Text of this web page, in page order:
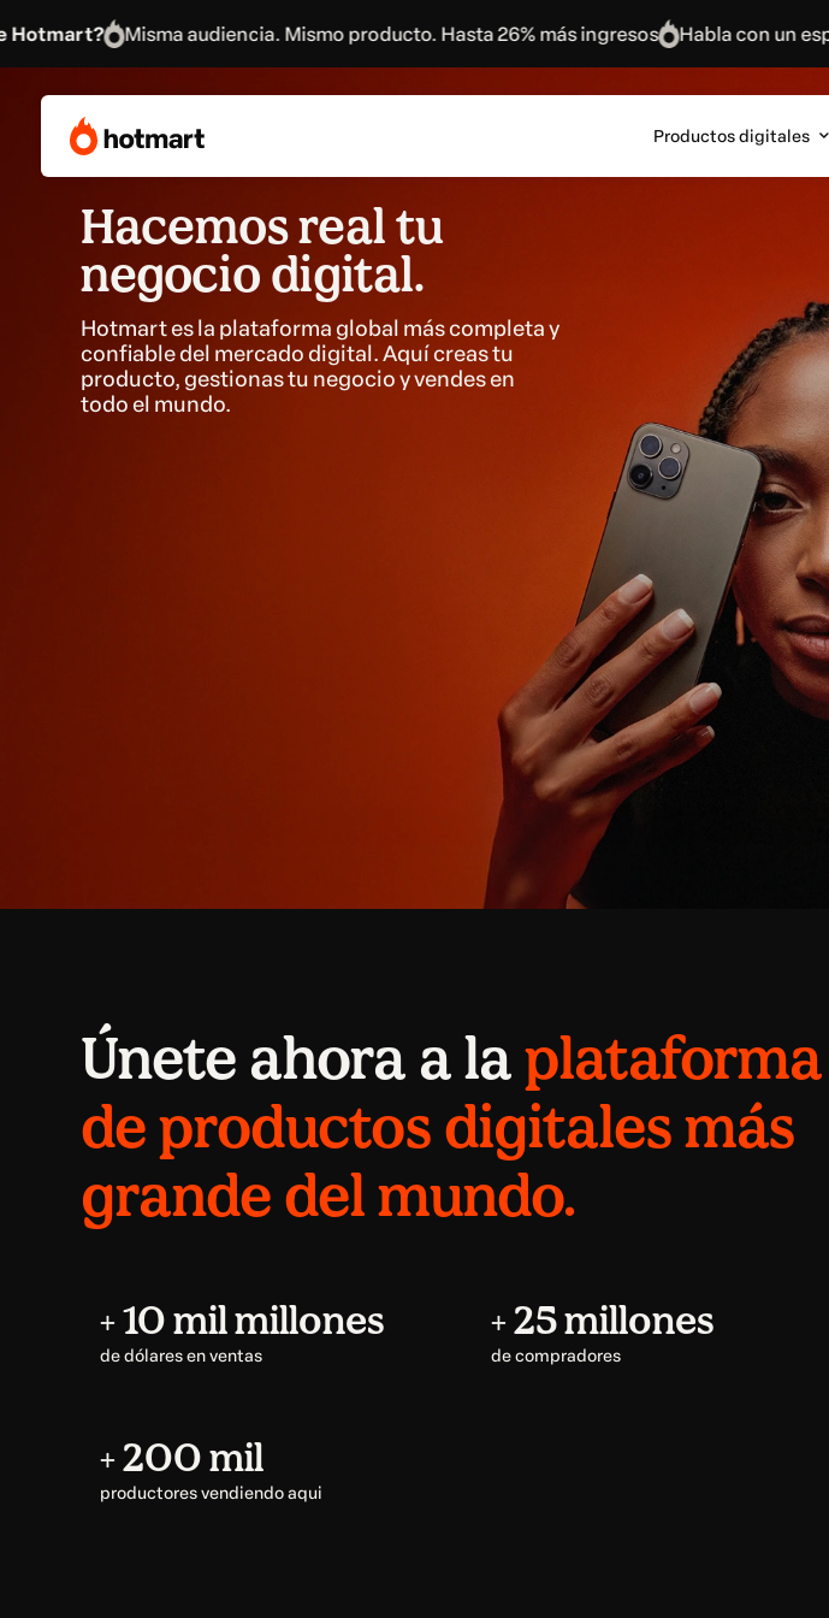
audiencia. Mismo producto. Hasta 26% más ingresos Habla con un especialista ahora
Productos digitales
Hacemos real tu
negocio digital.
Hotmart es la plataforma global más completa y
confiable del mercado digital. Aquí creas tu
producto, gestionas tu negocio y vendes en
todo el mundo.
Únete ahora a laplataforma
de productos digitales más
grande del mundo.
+ 10 mil millones
de dólares en ventas
+ 25 millones
de compradores
+ 200 mil
productores vendiendo aqui